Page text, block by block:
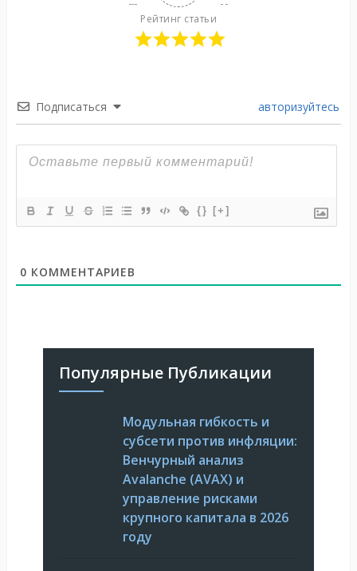
Рейтинг статьи
Подписаться авторизуйтесь
{} [+]
0 КОММЕНТАРИЕВ
Популярные Публикации
Модульная гибкость и
субсети против инфляции:
Венчурный анализ
Avalanche (AVAX) и
управление рисками
крупного капитала в 2026
году